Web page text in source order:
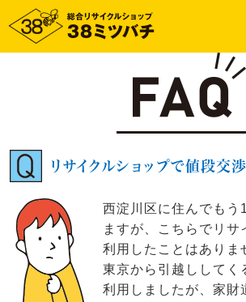
リサイクルショップで値段交
西淀川区に住んでもう
ますが、こちらでリサ
利用したことはありま
東京から引越ししてく
利用しましたが、家財